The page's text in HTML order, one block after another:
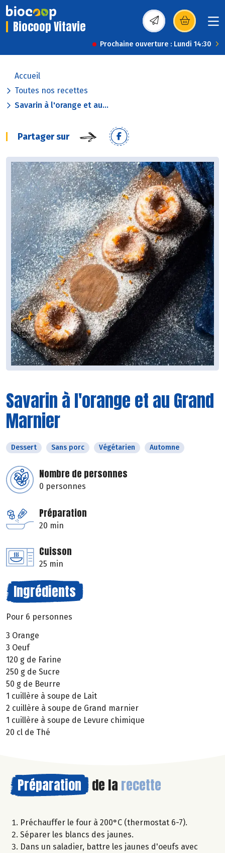
Biocoop Vitavie (s’ouvre dans une
Prochaine ouverture : Lundi 14:30
Accueil
Toutes nos recettes
Savarin à l'orange et au...
Partager sur
Savarin à l'orange et au Grand
Marnier
Dessert Sans porc Végétarien Automne
Nombre de personnes
0 personnes
Préparation
20 min
Cuisson
25 min
Ingrédients
Pour 6 personnes
3 Orange
3 Oeuf
120 g de Farine
250 g de Sucre
50 g de Beurre
1 cuillère à soupe de Lait
2 cuillère à soupe de Grand marnier
1 cuillère à soupe de Levure chimique
20 cl de Thé
Préparation de la recette
Préchauffer le four à 200°C (thermostat 6-7).
Séparer les blancs des jaunes.
Dans un saladier, battre les jaunes d'oeufs avec